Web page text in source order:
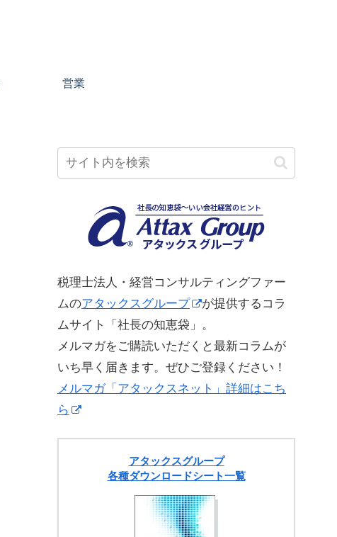
営業
税理士法人・経営コンサルティングファー
ムのアタックスグループ
が提供するコラ
ムサイト「社長の知恵袋」。
メルマガをご購読いただくと最新コラムが
いち早く届きます。ぜひご登録ください！
メルマガ「アタックスネット」詳細はこち
ら
アタックスグループ
各種ダウンロードシート一覧